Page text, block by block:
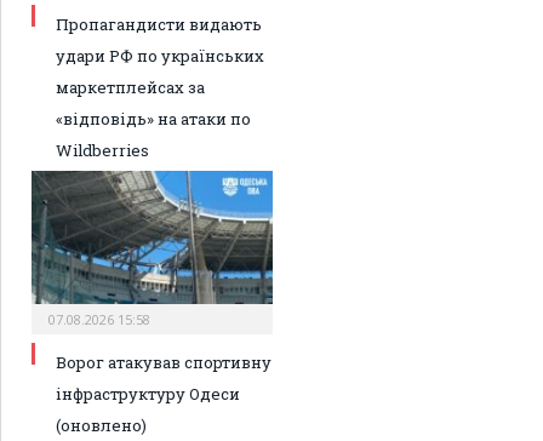
Пропагандисти видають
удари РФ по українських
маркетплейсах за
«відповідь» на атаки по
Wildberries
07.08.2026 15:58
Ворог атакував спортивну
інфраструктуру Одеси
(оновлено)